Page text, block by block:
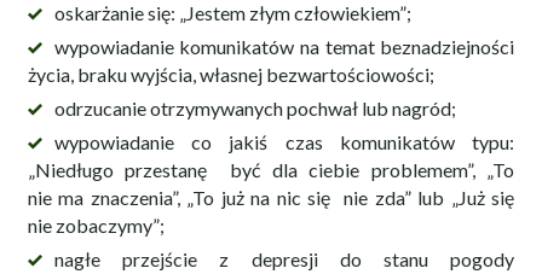
oskarżanie się: „Jestem złym człowiekiem”;
wypowiadanie komunikatów na temat beznadziejności
życia, braku wyjścia, własnej bezwartościowości;
odrzucanie otrzymywanych pochwał lub nagród;
wypowiadanie co jakiś czas komunikatów typu:
„Niedługo przestanę być dla ciebie problemem”, „To
nie ma znaczenia”, „To już na nic się nie zda” lub „Już się
nie zobaczymy”;
nagłe przejście z depresji do stanu pogody